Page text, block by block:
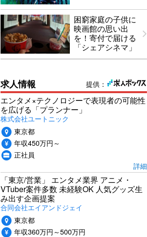
困窮家庭の子供に
映画館の思い出
を！寄付で届ける
「シェアシネマ」
提供：
求人情報
エンタメ×テクノロジーで表現者の可能性
を広げる「プランナー」
株式会社ユートニック
東京都
年収450万円～
正社員
詳細
「東京/営業」 エンタメ業界 アニメ・
VTuber案件多数 未経験OK 人気グッズ生
み出す企画提案
合同会社エイアンドジェイ
東京都
年収360万円～500万円